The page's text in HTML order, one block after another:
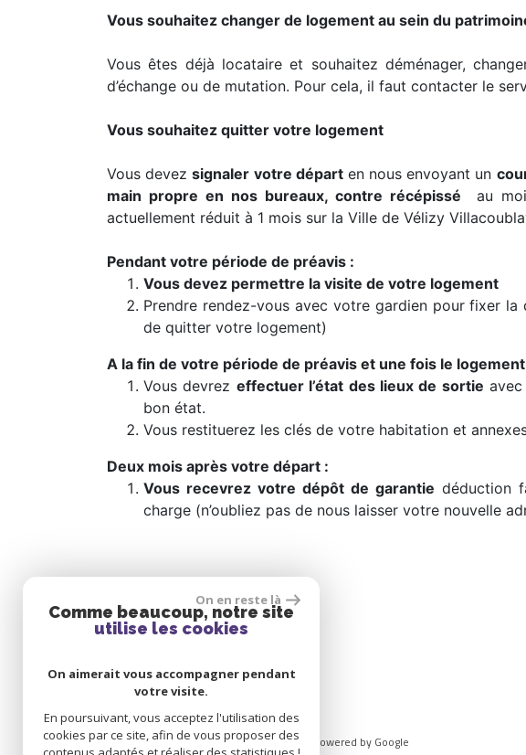
Vous souhaitez changer de logement au sein du
Vous êtes déjà locataire et souhaitez déménager,
d’échange ou de mutation. Pour cela, il faut contacter le
Vous souhaitez quitter votre logement
Vous devezsignaler votre départen nous envoyant un
main propre en nos bureaux, contre récépissé
au
actuellement réduit à 1 mois sur la Ville de Vélizy
Pendant votre période de préavis :
Vous devez permettre la visite de votre logement
Prendre rendez-vous avec votre gardien pour fixer
de quitter votre logement)
A la fin de votre période de préavis et une fois le
Vous devrez effectuer l’état des lieux de sortie
bon état.
Vous restituerez les clés de votre habitation et
Deux mois après votre départ :
Vous recevrez votre dépôt de garantie déduction
charge (n’oubliez pas de nous laisser votre nouvelle
© 2026 | Tous droits réservés - Traduction powered by Google
On en reste là
Comme beaucoup, notre site
utilise les cookies
On aimerait vous accompagner pendant
votre visite.
En poursuivant, vous acceptez l'utilisation des
cookies par ce site, afin de vous proposer des